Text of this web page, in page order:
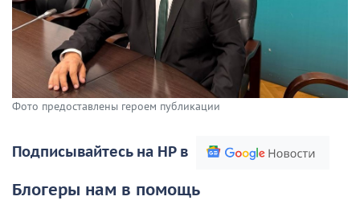
Фото предоставлены героем публикации
Подписывайтесь на НР в
Блогеры нам в помощь